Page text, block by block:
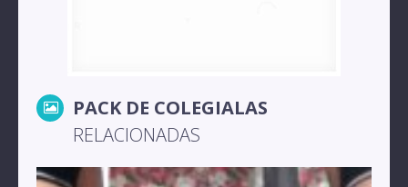
PACK DE COLEGIALAS
RELACIONADAS